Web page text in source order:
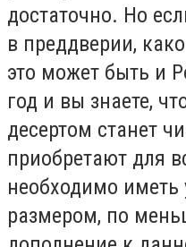
достаточно. Но
в преддверии,
это может быть и
год и вы знаете,
десертом станет
приобретают для
необходимо иметь
размером, по